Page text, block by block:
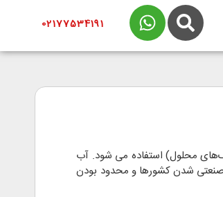
02177534191
محلول) استفاده می شود. آب
شدن کشورها و محدود بودن